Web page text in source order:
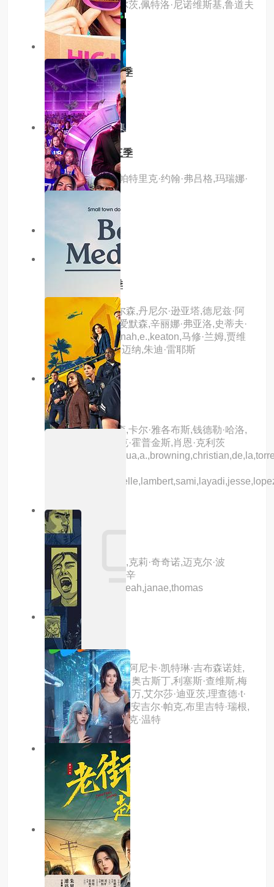
鲁克,亚特乔姆·吉尔茨,佩特洛·尼诺维斯基,鲁道夫
·莫尔纳尔
9.0分 更新至09集
芝加哥烈焰第十四季
主演：内详
10.0分 更新至09集
芝加哥警署第十三季
主演：杰森·贝盖,帕特里克·约翰·弗吕格,玛瑞娜·
斯奎尔西亚提
5.0分 更新至09集
潜能探案组第二季
主演：凯特琳·奥尔森,丹尼尔·逊亚塔,德尼兹·阿
克代尼兹,杰奎琳·爱默森,辛丽娜·弗亚洛,史蒂夫·
豪威,阿米拉·j,hannah,e.,keaton,马修·兰姆,贾维
西亚·莱斯利,凯特·迈纳,朱迪·雷耶斯
6.0分 更新至04集
野兽游戏第二季
主演：吉米·唐纳森,卡尔·雅各布斯,钱德勒·哈洛,
塔里克·萨拉梅,麦克·霍普金斯,肖恩·克利茨
納
森
1.0分 更新至02集
良药苦口
主演：乔西·查尔斯,克莉·奇奇诺,迈克尔·波
茨,john,quilty,卡特·辛
普,alexandra,sica,leah,janae,thomas
6.0分 更新至02集
菜鸟老警第八季
主演：内森·菲利安,阿尼卡·凯特琳·吉布森诺娃,
肖恩·阿什莫,德里克·奥古斯丁,利塞斯·查维斯,梅
姬娅·考克斯,珍娜·迪万,艾尔莎·迪亚茨,理查德·t·
琼斯,麦丽莎·奥尼尔,安吉尔·帕克,布里吉特·瑞根,
菲利斯·索利斯,艾里克·温特
10.0分 更新至02集
神探特伦特第四季
主演：内详
1.0分 hd
侵入性思维
主演：